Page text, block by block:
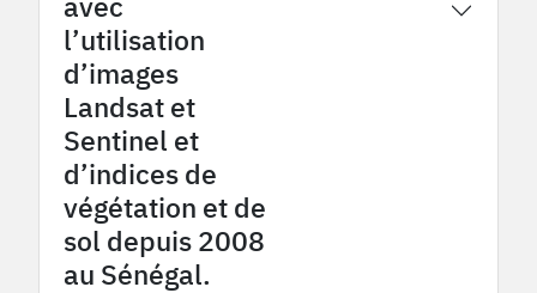
l’utilisation
d’images
Landsat et
Sentinel et
d’indices de
végétation et de
sol depuis 2008
au Sénégal.